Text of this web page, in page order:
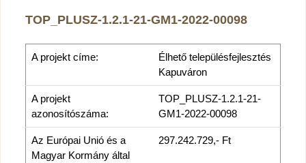
TOP_PLUSZ-1.2.1-21-GM1-2022-00098
A projekt címe:
Élhető településfejlesztés
Kapuváron
A projekt
azonosítószáma:
TOP_PLUSZ-1.2.1-21-
GM1-2022-00098
Az Európai Unió és a
Magyar Kormány által
297.242.729,- Ft